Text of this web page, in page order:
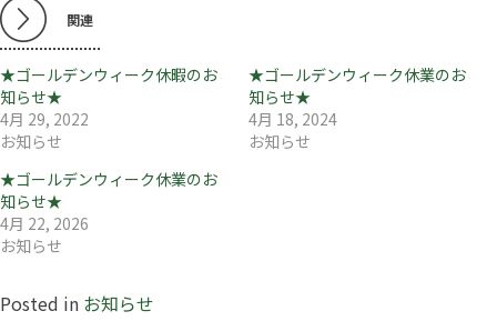
関連
★ゴールデンウィーク休暇のお
知らせ★
4月 29, 2022
お知らせ
★ゴールデンウィーク休業のお
知らせ★
4月 18, 2024
お知らせ
★ゴールデンウィーク休業のお
知らせ★
4月 22, 2026
お知らせ
Posted in お知らせ